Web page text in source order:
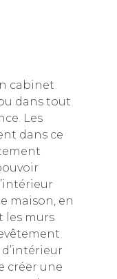
cabinet
dans tout
Les
dans ce
maison, en
les murs
créer une